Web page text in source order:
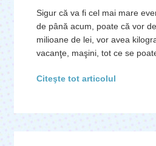
Sigur că va fi cel mai mare
de până acum, poate că vor
milioane de lei, vor avea
vacanţe, maşini, tot ce se
Citeşte tot articolul